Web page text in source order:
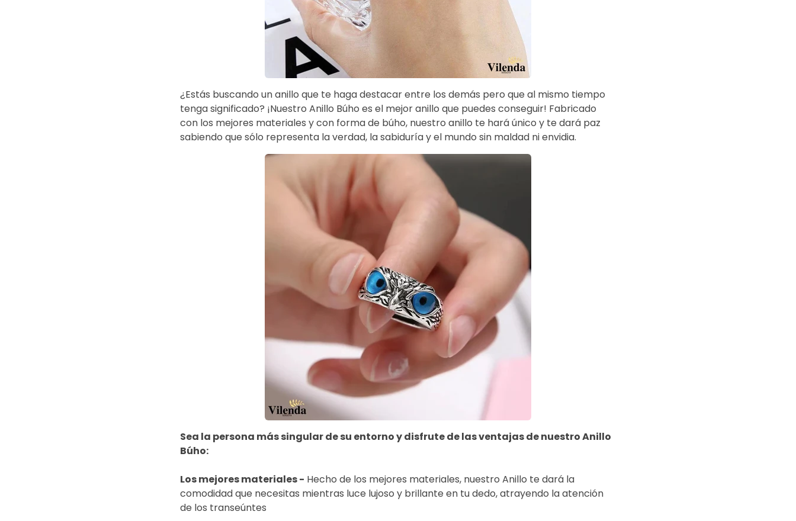
¿Estás buscando un anillo que te haga destacar entre los demás pero que al mismo tiempo
tenga significado? ¡Nuestro Anillo Búho es el mejor anillo que puedes conseguir! Fabricado
con los mejores materiales y con forma de búho, nuestro anillo te hará único y te dará paz
sabiendo que sólo representa la verdad, la sabiduría y el mundo sin maldad ni envidia.
Sea la persona más singular de su entorno y disfrute de las ventajas de nuestro Anillo
Búho:
Los mejores materiales - Hecho de los mejores materiales, nuestro Anillo te dará la
comodidad que necesitas mientras luce lujoso y brillante en tu dedo, atrayendo la atención
de los transeúntes